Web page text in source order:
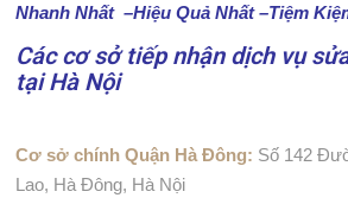
Ớ
T
Nhanh Nhất –Hiệu Quả Nhất –Tiệm
Các cơ sở tiếp nhận dịch vụ
tại Hà Nội
Cơ sở chính Quận Hà Đông: Số 142
Lao, Hà Đông, Hà Nội